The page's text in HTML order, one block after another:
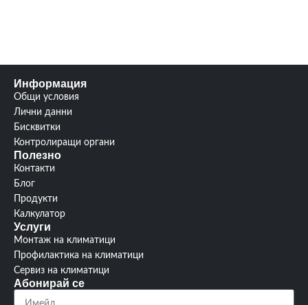
Ръководство:
Информация
Общи условия
Лични данни
Бисквитки
Контролиращи органи
Полезно
Контакти
Блог
Продукти
Калкулатор
Услуги
Монтаж на климатици
Профилактика на климатици
Сервиз на климатици
Абонирай се